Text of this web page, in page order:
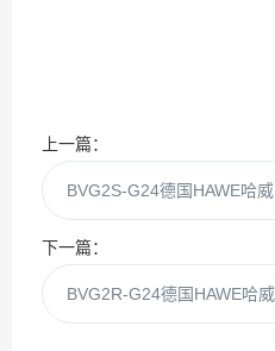
上一篇：
下一篇：